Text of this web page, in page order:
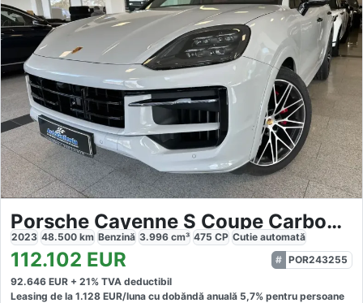
Porsche Cayenne S Coupe Carbon Sport-Chrono
2023 48.500 km Benzină 3.996 cm³ 475 CP Cutie automată
112.102 EUR
POR243255
92.646 EUR + 21% TVA deductibil
Leasing de la 1.128 EUR/luna cu dobăndă anuală 5,7% pentru persoane